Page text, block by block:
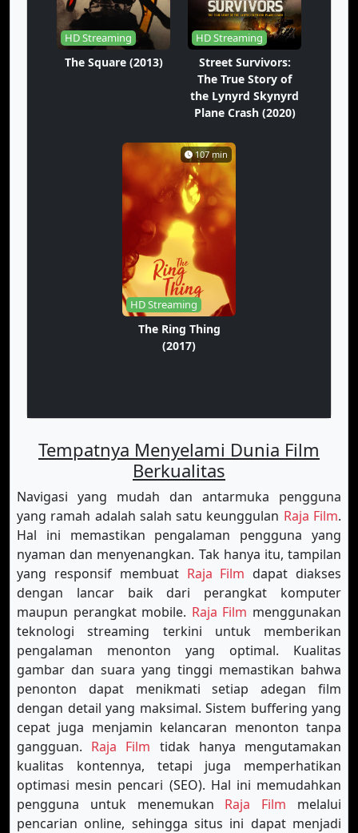
HD Streaming
The Square (2013)
HD Streaming
Street Survivors:
The True Story of
the Lynyrd Skynyrd
Plane Crash (2020)
107 min
HD Streaming
The Ring Thing
(2017)
Tempatnya Menyelami Dunia Film
Berkualitas
Navigasi yang mudah dan antarmuka pengguna
yang ramah adalah salah satu keunggulan Raja Film.
Hal ini memastikan pengalaman pengguna yang
nyaman dan menyenangkan. Tak hanya itu, tampilan
yang responsif membuat Raja Film dapat diakses
dengan lancar baik dari perangkat komputer
maupun perangkat mobile. Raja Film menggunakan
teknologi streaming terkini untuk memberikan
pengalaman menonton yang optimal. Kualitas
gambar dan suara yang tinggi memastikan bahwa
penonton dapat menikmati setiap adegan film
dengan detail yang maksimal. Sistem buffering yang
cepat juga menjamin kelancaran menonton tanpa
gangguan. Raja Film tidak hanya mengutamakan
kualitas kontennya, tetapi juga memperhatikan
optimasi mesin pencari (SEO). Hal ini memudahkan
pengguna untuk menemukan Raja Film melalui
pencarian online, sehingga situs ini dapat menjadi